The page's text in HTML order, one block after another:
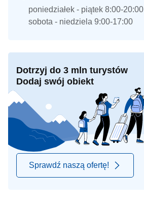
poniedziałek - piątek 8:00-20:00
sobota - niedziela 9:00-17:00
Dotrzyj do 3 mln turystów
Dodaj swój obiekt
Sprawdź naszą ofertę!